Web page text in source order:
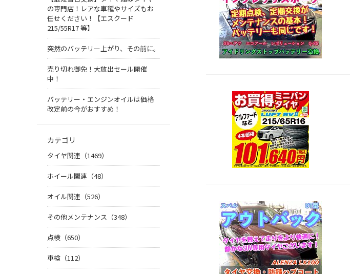
の専門店！レアな車種やサイズもお
任せください！【エスクード
215/55R17 等】
突然のバッテリー上がり、その前に。
売り切れ御免！大放出セール開催
中！
バッテリー・エンジンオイルは価格
改定前の今がおすすめ！
カテゴリ
タイヤ関連（1469）
ホイール関連（48）
オイル関連（526）
その他メンテナンス（348）
点検（650）
車検（112）